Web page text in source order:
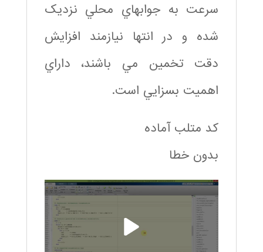
سرعت به جوابهاي محلي نزديک
شده و در انتها نيازمند افزايش
دقت تخمين مي باشند، داراي
اهميت بسزايي است.
کد متلب آماده
بدون خطا